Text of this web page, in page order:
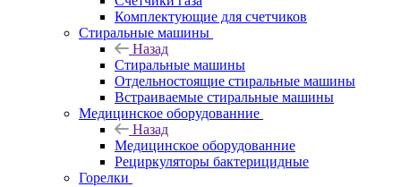
Комплектующие для счетчиков
Стиральные машины
Назад
Стиральные машины
Отдельностоящие стиральные машины
Встраиваемые стиральные машины
Медицинское оборудованние
Назад
Медицинское оборудованние
Рециркуляторы бактерицидные
Горелки